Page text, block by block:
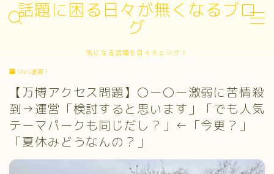
話題に困る日々が無くなるブロ
グ
気になる話題を日々チェック！
サイトマップ
デモプリセット記事 #3
プライバシーポリシー
プライバシーポリシー
プロフィール
利用規約／特定商取引法に基づく表記
有料記事の決済完了ページ
SNS速報！
【万博アクセス問題】〇ー〇ー激弱に苦情殺
到→運営「検討すると思います」「でも人気
テーマパークも同じだし？」←「今更？」
「夏休みどうなんの？」